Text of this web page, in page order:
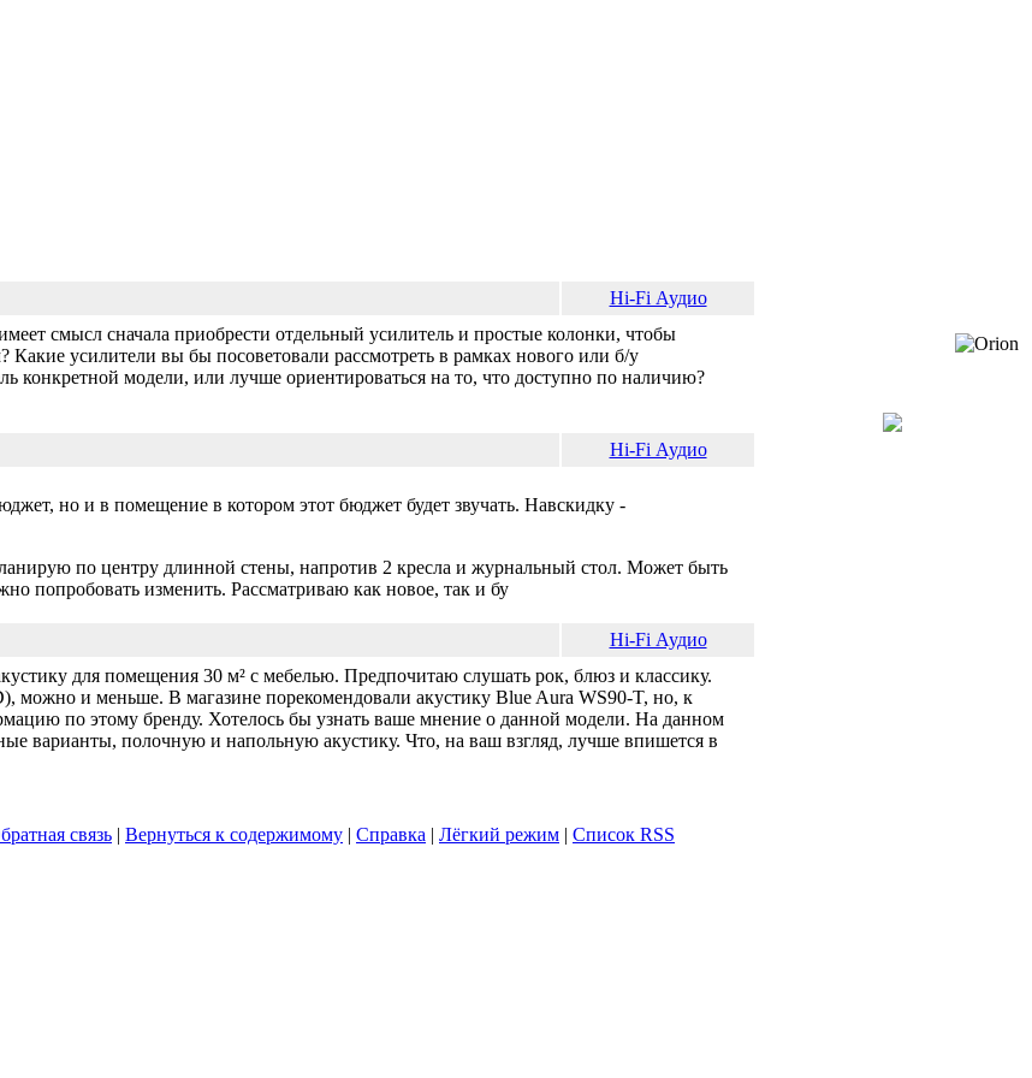
Hi-Fi Аудио
смысл сначала приобрести отдельный усилитель и простые колонки, чтобы
Какие усилители вы бы посоветовали рассмотреть в рамках нового или б/у
конкретной модели, или лучше ориентироваться на то, что доступно по наличию?
Hi-Fi Аудио
но и в помещение в котором этот бюджет будет звучать. Навскидку -
по центру длинной стены, напротив 2 кресла и журнальный стол. Может быть
попробовать изменить. Рассматриваю как новое, так и бу
Hi-Fi Аудио
для помещения 30 м² с мебелью. Предпочитаю слушать рок, блюз и классику.
можно и меньше. В магазине порекомендовали акустику Blue Aura WS90-T, но, к
по этому бренду. Хотелось бы узнать ваше мнение о данной модели. На данном
варианты, полочную и напольную акустику. Что, на ваш взгляд, лучше впишется в
связь | Вернуться к содержимому | Справка | Лёгкий режим | Список RSS